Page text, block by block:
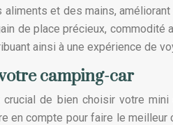
et des mains,
de place précieux, commodité
ainsi à une expérience de
camping-car
de bien choisir votre
en compte pour faire le meilleur